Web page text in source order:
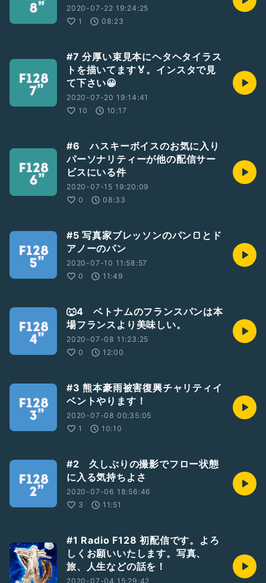
2020-07-22 19:24:25
1
08:23
#7 分厚い束見本にヘタヘタイラス
トを描いてます🏅。インスタで見
て下さい😀
2020-07-20 19:14:41
10
10:17
#6 ハスキーボイスのお気に入り
パーソナリティーが他の配信サー
ビスにいる件
2020-07-15 19:20:09
0
08:33
#5 写真家ブレッソンのパン🍞とド
アノーのパン
2020-07-10 11:58:57
0
11:49
🐺4 ベトナムのフランスパンは本
場フランスより美味しい。
2020-07-08 11:23:25
0
12:00
#3 熊本豪雨被害復興チャリティイ
ベントやります！
2020-07-08 00:35:05
1
10:10
#2 久しぶりの撮影でフロー状態
に入る気持ちよさ
2020-07-06 18:56:46
3
11:51
#1 Radio F128 初配信です。よろ
しくお願いいたします。写真、
旅、人生などの話を！
2020-07-04 15:29:42